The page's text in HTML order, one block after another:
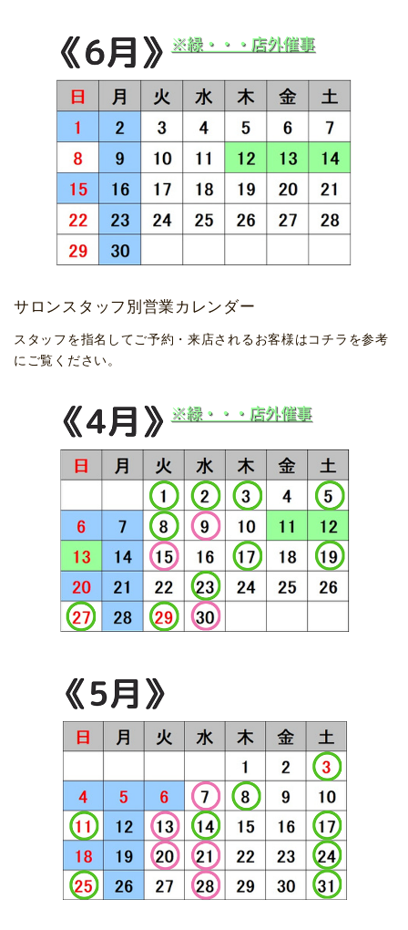
サロンスタッフ別営業カレンダー
スタッフを指名してご予約・来店されるお客様はコチラを参考
にご覧ください。